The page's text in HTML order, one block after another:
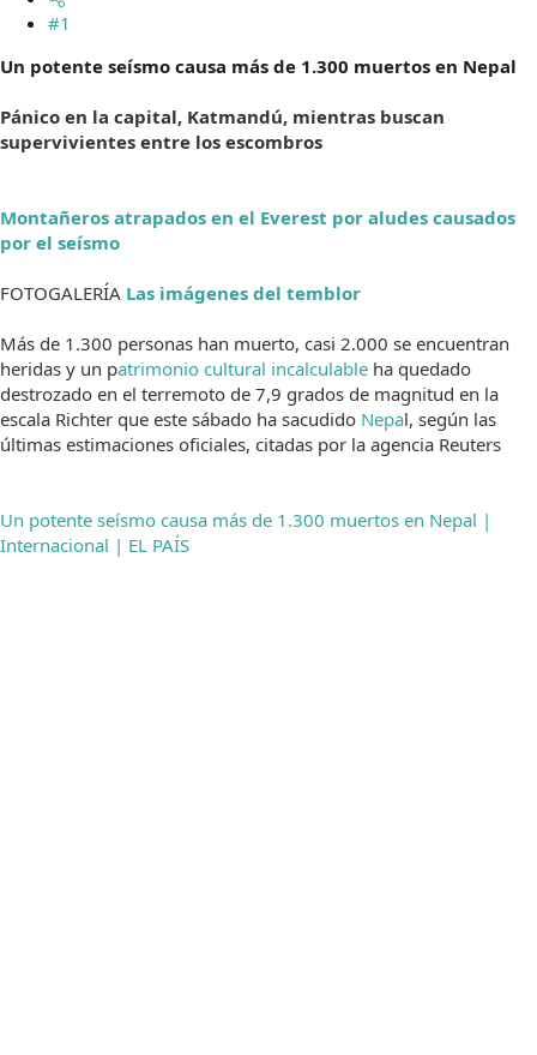
#1
Un potente seísmo causa más de 1.300 muertos en Nepal
Pánico en la capital, Katmandú, mientras buscan
supervivientes entre los escombros
Montañeros atrapados en el Everest por aludes causados
por el seísmo
FOTOGALERÍA Las imágenes del temblor
Más de 1.300 personas han muerto, casi 2.000 se encuentran
heridas y un patrimonio cultural incalculable ha quedado
destrozado en el terremoto de 7,9 grados de magnitud en la
escala Richter que este sábado ha sacudido Nepal, según las
últimas estimaciones oficiales, citadas por la agencia Reuters
Un potente seísmo causa más de 1.300 muertos en Nepal |
Internacional | EL PAÍS